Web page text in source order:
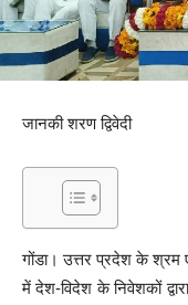
जानकी शरण द्विवेदी
गोंडा। उत्तर प्रदेश के श्रम
में देश-विदेश के निवेशकों